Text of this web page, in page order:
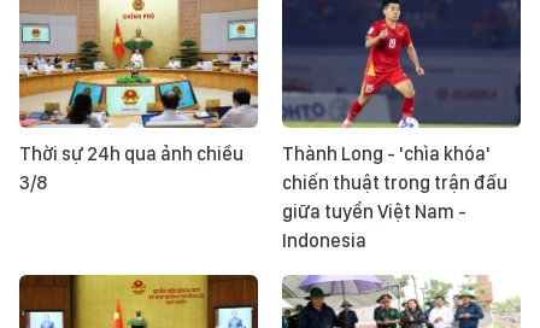
Thời sự 24h qua ảnh chiều
3/8
Thành Long - 'chìa khóa'
chiến thuật trong trận đấu
giữa tuyển Việt Nam -
Indonesia